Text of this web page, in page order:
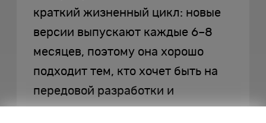
краткий жизненный цикл: новые
версии выпускают каждые 6–8
месяцев, поэтому она хорошо
подходит тем, кто хочет быть на
передовой разработки и
использовать самые новые